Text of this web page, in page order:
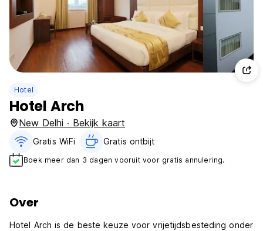
Hotel
Hotel Arch
New Delhi · Bekijk kaart
Gratis WiFi Gratis ontbijt‎
Boek meer dan 3 dagen vooruit voor gratis annulering.
Over
Hotel Arch is de beste keuze voor vrijetijdsbesteding onder